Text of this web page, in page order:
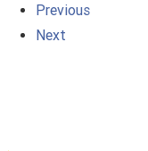
Previous
Next